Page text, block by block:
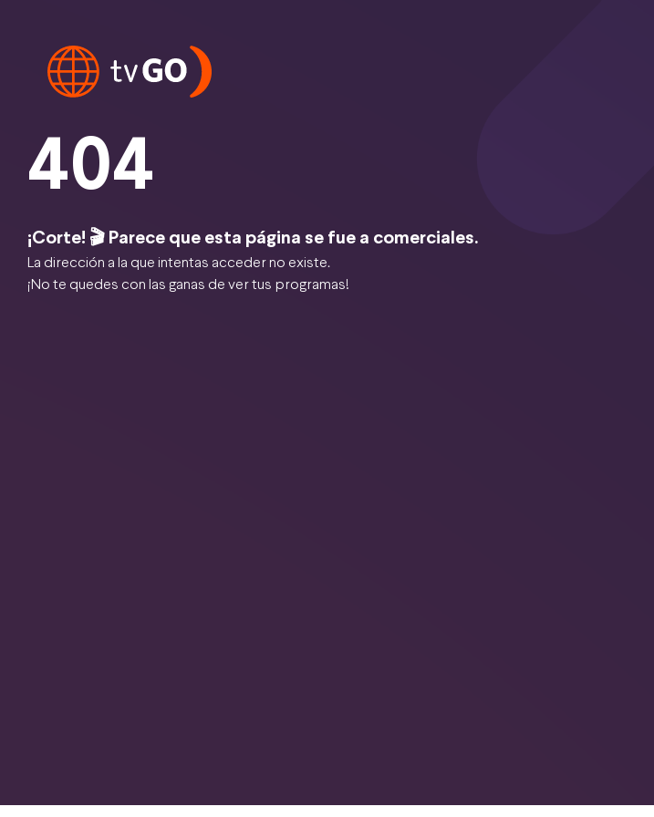
404
¡Corte! 🎬 Parece que esta página se fue a comerciales.
La dirección a la que intentas acceder no existe.
¡No te quedes con las ganas de ver tus programas!